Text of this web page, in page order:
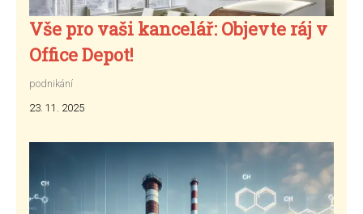
Vše pro vaši kancelář: Objevte ráj v
Office Depot!
podnikání
23. 11. 2025